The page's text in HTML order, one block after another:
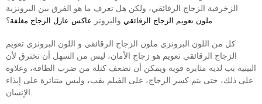
الزخرفية الزجاج الرقائقي، ولكن هل تعرف ما هو الفرق بين البرونزية
ملون تعويم الزجاج الرقائقي والبرونز عاكس عازل الزجاج مغلفة؟
كل من اللون البرونزي ملون الزجاج الرقائقي و اللون البرونزي تعويم
الزجاج الرقائقي تعويم هو زجاج الأمان، ليس من السهل أن تخترق لأن
البينية بب لديه مثابرة قوية ويمكن أن تضعف كتلة من ضرب الطاقة، وعلاوة
على ذلك، حتى يتم كسر الزجاج، على الفيلم بفب، وليس متناثرة على إيذاء